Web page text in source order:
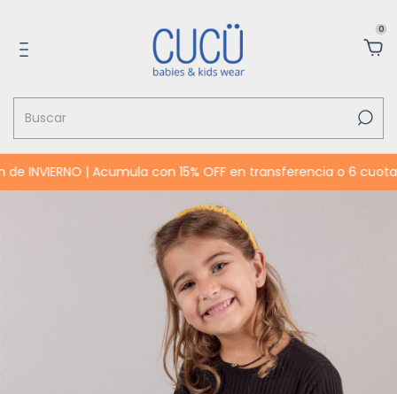
0
| Acumula con 15% OFF en transferencia o 6 cuotas SIN